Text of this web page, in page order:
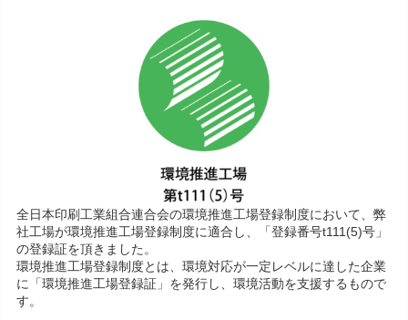
全日本印刷工業組合連合会の環境推進工場登録制度において、弊
社工場が環境推進工場登録制度に適合し、「登録番号t111(5)号」
の登録証を頂きました。
環境推進工場登録制度とは、環境対応が一定レベルに達した企業
に「環境推進工場登録証」を発行し、環境活動を支援するもので
す。